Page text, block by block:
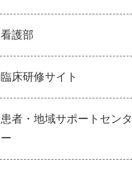
看護部
臨床研修サイト
患者・地域サポートセンタ
ー